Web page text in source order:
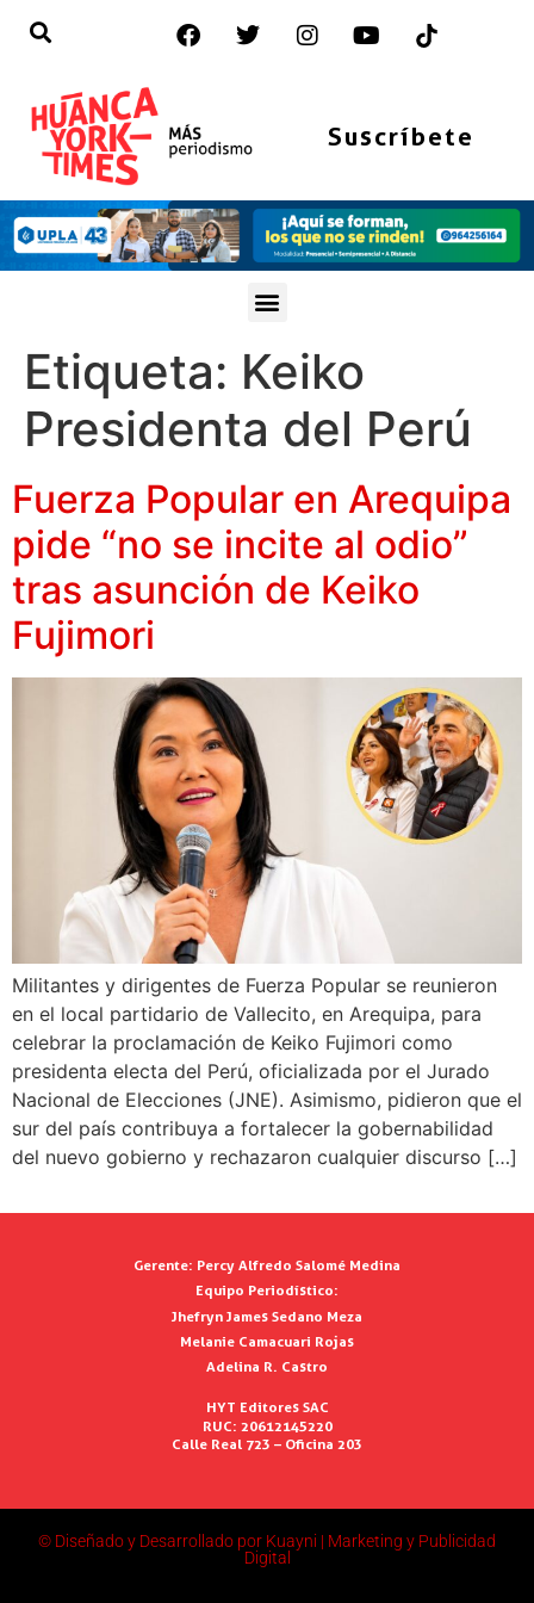
Suscríbete
Etiqueta: Keiko
Presidenta del Perú
Fuerza Popular en Arequipa
pide “no se incite al odio”
tras asunción de Keiko
Fujimori
Militantes y dirigentes de Fuerza Popular se reunieron
en el local partidario de Vallecito, en Arequipa, para
celebrar la proclamación de Keiko Fujimori como
presidenta electa del Perú, oficializada por el Jurado
Nacional de Elecciones (JNE). Asimismo, pidieron que el
sur del país contribuya a fortalecer la gobernabilidad
del nuevo gobierno y rechazaron cualquier discurso […]
Gerente: Percy Alfredo Salomé Medina
Equipo Periodístico:
Jhefryn James Sedano Meza
Melanie Camacuari Rojas
Adelina R. Castro
HYT Editores SAC
RUC: 20612145220
Calle Real 723 – Oficina 203
© Diseñado y Desarrollado por Kuayni | Marketing y Publicidad
Digital